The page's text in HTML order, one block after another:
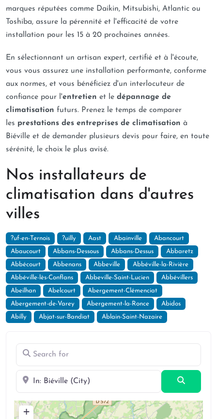
Search for
Near
+
marques réputées comme Daikin, Mitsubishi, Atlantic ou
Toshiba, assure la pérennité et l'efficacité de votre
installation pour les 15 à 20 prochaines années.
En sélectionnant un artisan expert, certifié et à l'écoute,
vous vous assurez une installation performante, conforme
aux normes, et vous bénéficiez d'un interlocuteur de
confiance pour l'entretien et le dépannage de
climatisation futurs. Prenez le temps de comparer
les prestations des entreprises de climatisation à
Biéville et de demander plusieurs devis pour faire, en toute
sérénité, le choix le plus avisé.
Nos installateurs de
climatisation dans d'autres
villes
?uf-en-Ternois ?uilly Aast Abainville Abancourt
Abaucourt Abbans-Dessous Abbans-Dessus Abbaretz
Abbécourt Abbenans Abbeville Abbéville-la-Rivière
Abbéville-lès-Conflans Abbeville-Saint-Lucien Abbévillers
Abeilhan Abelcourt Abergement-Clémenciat
Abergement-de-Varey Abergement-la-Ronce Abidos
Abilly Abjat-sur-Bandiat Ablain-Saint-Nazaire